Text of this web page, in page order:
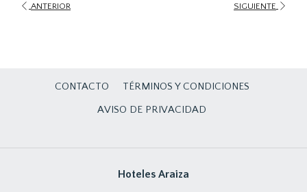
ANTERIOR SIGUIENTE
CONTACTO
TÉRMINOS Y CONDICIONES
AVISO DE PRIVACIDAD
Hoteles Araiza